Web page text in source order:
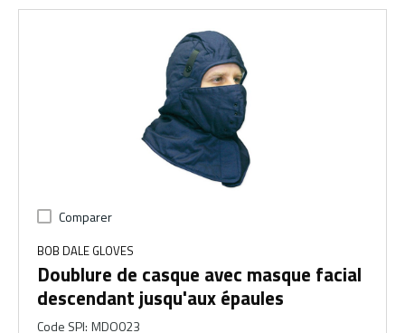
Comparer
BOB DALE GLOVES
Doublure de casque avec masque facial
descendant jusqu'aux épaules
Code SPI: MDO023